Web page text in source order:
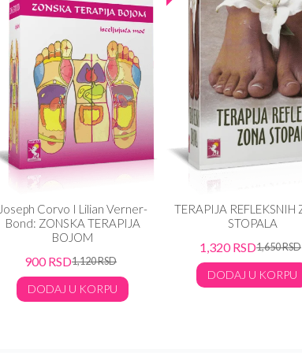
Joseph Corvo I Lilian Verner-
Bond: ZONSKA TERAPIJA
BOJOM
1,120RSD
900RSD
DODAJ U KORPU
TERAPIJA REFLEKSNIH
STOPALA
1,650RSD
1,320RSD
DODAJ U KORPU